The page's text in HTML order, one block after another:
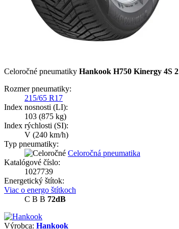
Celoročné pneumatiky Hankook H750 Kinergy 4S 2
Rozmer pneumatiky:
215/65 R17
Index nosnosti (LI):
103 (875 kg)
Index rýchlosti (SI):
V (240 km/h)
Typ pneumatiky:
Celoročná pneumatika
Katalógové číslo:
1027739
Energetický štítok:
Viac o energo štítkoch
C B B 72dB
Výrobca: Hankook